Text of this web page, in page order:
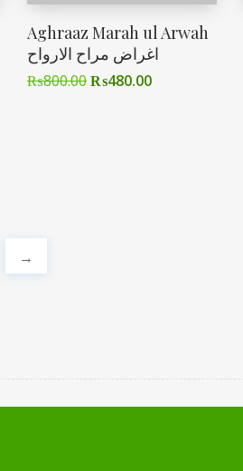
Aghraaz Marah ul Arwah
اغراض مراح الارواح
₨800.00₨480.00
→